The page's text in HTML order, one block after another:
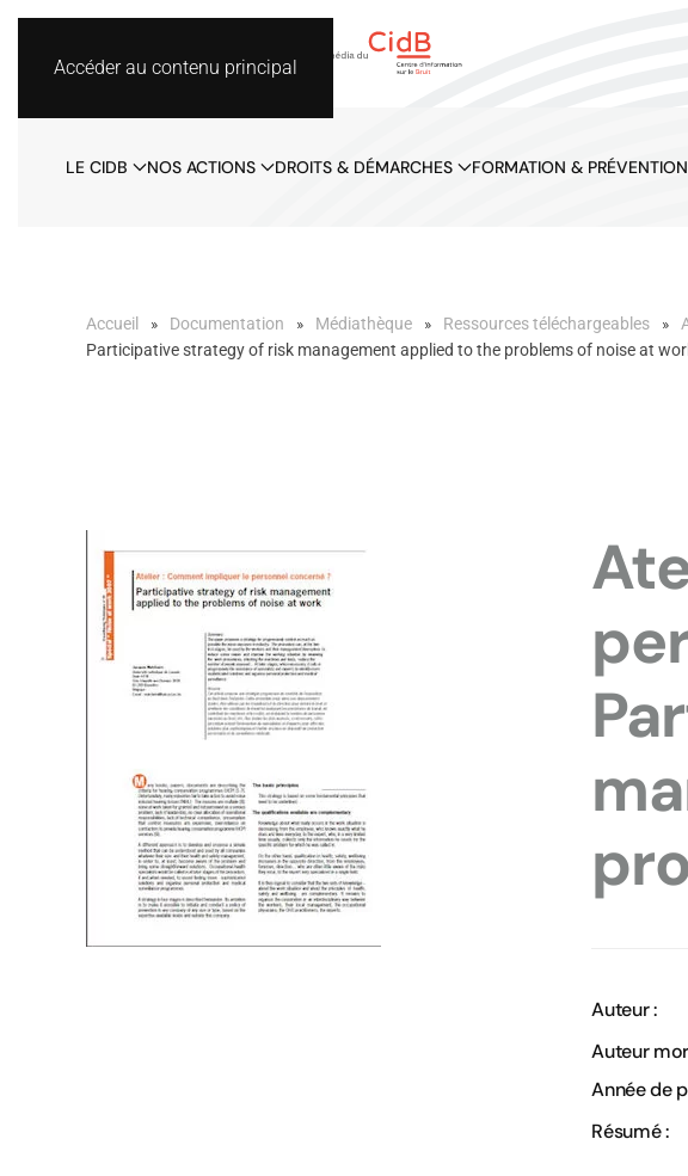
Accéder au contenu principal
LE CIDB NOS ACTIONS DROITS & DÉMARCHES FORMATION & PRÉVENTION
Accueil Documentation Médiathèque Ressources téléchargeables
Participative strategy of risk management applied to the problems of noise at
Auteur :
Auteur
Année de
Résumé :